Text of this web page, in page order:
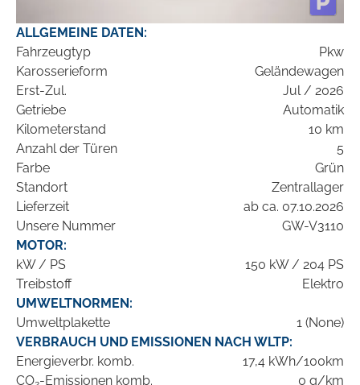
ALLGEMEINE DATEN:
Fahrzeugtyp
Pkw
Karosserieform
Geländewagen
Erst-Zul.
Jul / 2026
Getriebe
Automatik
Kilometerstand
10 km
Anzahl der Türen
5
Farbe
Grün
Standort
Zentrallager
Lieferzeit
ab ca. 07.10.2026
Unsere Nummer
GW-V3110
MOTOR:
kW / PS
150 kW / 204 PS
Treibstoff
Elektro
UMWELTNORMEN:
Umweltplakette
1 (None)
VERBRAUCH UND EMISSIONEN NACH WLTP:
Energieverbr. komb.
17,4 kWh/100km
CO -Emissionen komb.
0 g/km